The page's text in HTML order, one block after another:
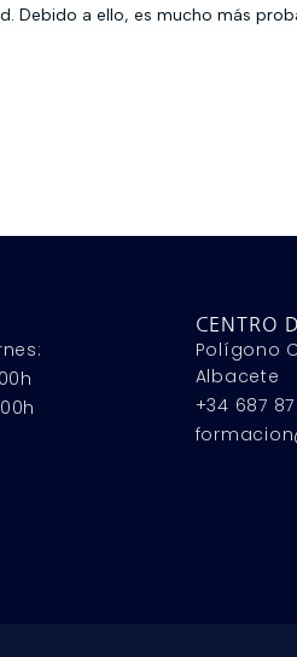
a ello, es mucho más
CENTRO
Polígono
Albacete
+34 687